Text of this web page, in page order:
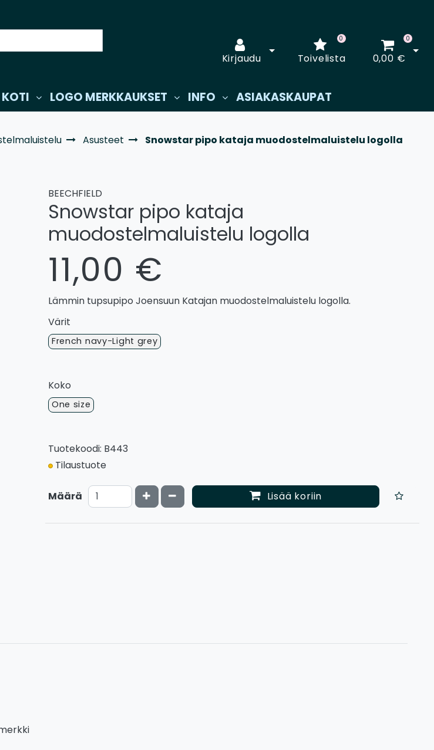
Kirjaudu
Avaa kirjautuminen
Toivelista
0 0
0,00 €
KOTI LOGO MERKKAUKSET INFO ASIAKASKAUPAT
Asusteet Snowstar pipo kataja muodostelmaluistelu logolla
BEECHFIELD
Snowstar pipo kataja
muodostelmaluistelu logolla
11,00 €
Lämmin tupsupipo Joensuun Katajan muodostelmaluistelu logolla.
Värit
French navy-Light grey
Koko
One size
Tuotekoodi: B443
Tilaustuote
Määrä Kasvata määrää
Vähennä määrää Lisää koriin